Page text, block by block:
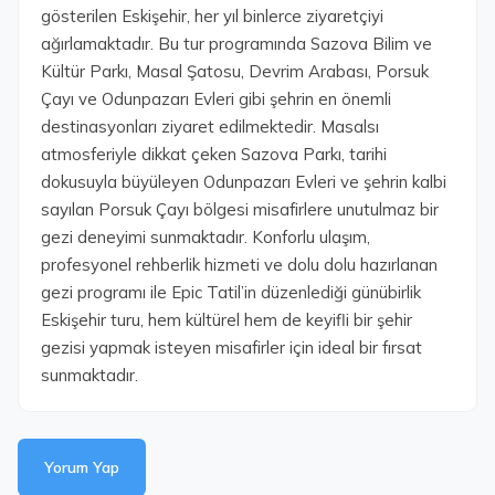
gösterilen Eskişehir, her yıl binlerce ziyaretçiyi
ağırlamaktadır. Bu tur programında Sazova Bilim ve
Kültür Parkı, Masal Şatosu, Devrim Arabası, Porsuk
Çayı ve Odunpazarı Evleri gibi şehrin en önemli
destinasyonları ziyaret edilmektedir. Masalsı
atmosferiyle dikkat çeken Sazova Parkı, tarihi
dokusuyla büyüleyen Odunpazarı Evleri ve şehrin kalbi
sayılan Porsuk Çayı bölgesi misafirlere unutulmaz bir
gezi deneyimi sunmaktadır. Konforlu ulaşım,
profesyonel rehberlik hizmeti ve dolu dolu hazırlanan
gezi programı ile Epic Tatil’in düzenlediği günübirlik
Eskişehir turu, hem kültürel hem de keyifli bir şehir
gezisi yapmak isteyen misafirler için ideal bir fırsat
sunmaktadır.
Yorum Yap